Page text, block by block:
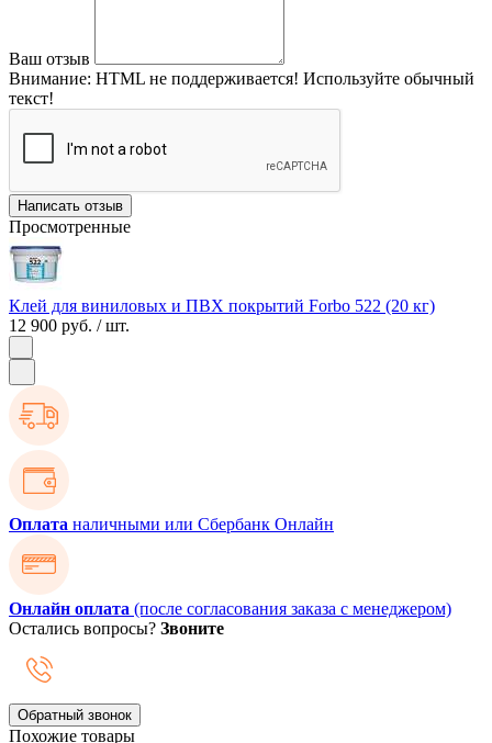
Ваш отзыв
Внимание: HTML не поддерживается! Используйте обычный
текст!
Написать отзыв
Просмотренные
Клей для виниловых и ПВХ покрытий Forbo 522 (20 кг)
12 900 руб. / шт.
Оплата наличными или Сбербанк Онлайн
Онлайн оплата (после согласования заказа с менеджером)
Остались вопросы? Звоните
Обратный звонок
Похожие товары